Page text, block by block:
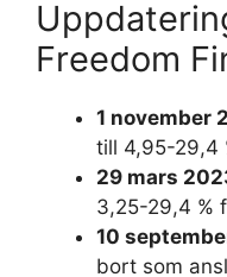
Freedom
1 november
till 4,95-29,4
29 mars
3,25-29,4 %
10
bort som